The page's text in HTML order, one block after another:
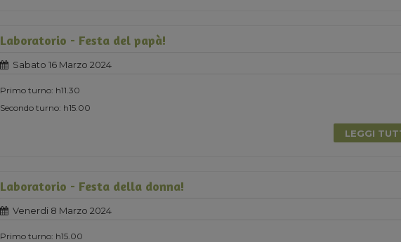
Laboratorio - Festa del papà!
Sabato 16 Marzo 2024
Primo turno: h11.30
Secondo turno: h15.00
LEGGI
Laboratorio - Festa della donna!
Venerdi 8 Marzo 2024
Primo turno: h15.00